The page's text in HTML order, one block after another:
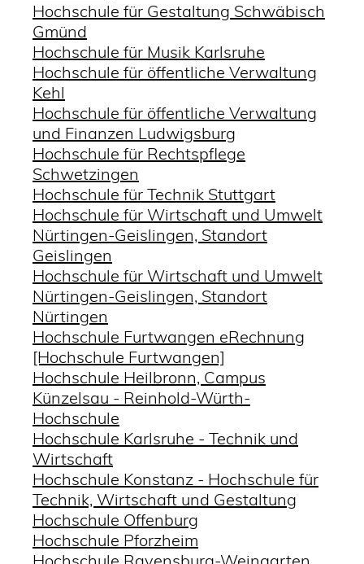
Hochschule für Gestaltung Schwäbisch
Gmünd
Hochschule für Musik Karlsruhe
Hochschule für öffentliche Verwaltung
Kehl
Hochschule für öffentliche Verwaltung
und Finanzen Ludwigsburg
Hochschule für Rechtspflege
Schwetzingen
Hochschule für Technik Stuttgart
Hochschule für Wirtschaft und Umwelt
Nürtingen-Geislingen, Standort
Geislingen
Hochschule für Wirtschaft und Umwelt
Nürtingen-Geislingen, Standort
Nürtingen
Hochschule Furtwangen eRechnung
[Hochschule Furtwangen]
Hochschule Heilbronn, Campus
Künzelsau - Reinhold-Würth-
Hochschule
Hochschule Karlsruhe - Technik und
Wirtschaft
Hochschule Konstanz - Hochschule für
Technik, Wirtschaft und Gestaltung
Hochschule Offenburg
Hochschule Pforzheim